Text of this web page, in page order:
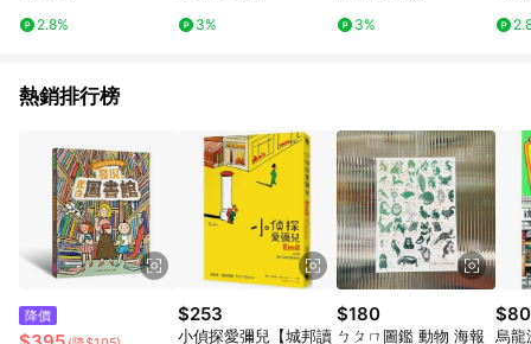
2.8%
3%
3%
熱銷排行榜
降價 $253
小偵探愛彌兒【城邦讀
$180
ㄅㄆㄇ圖鑑 動物 海報
$80
烏